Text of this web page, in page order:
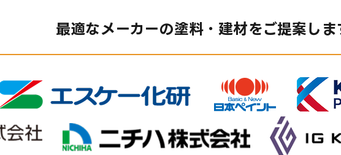
最適なメーカーの塗料・建材をご提案しま